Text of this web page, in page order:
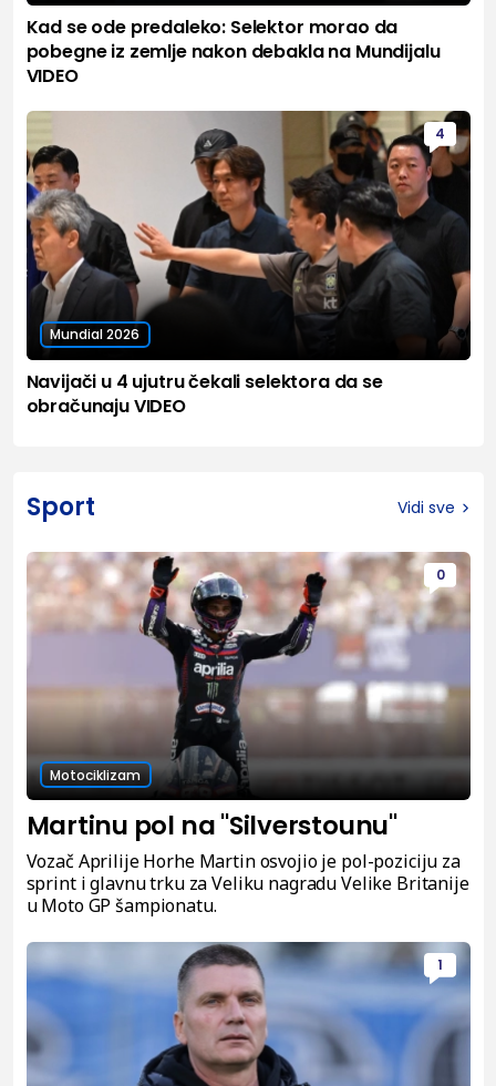
Kad se ode predaleko: Selektor morao da
pobegne iz zemlje nakon debakla na Mundijalu
VIDEO
4
Mundial 2026
Navijači u 4 ujutru čekali selektora da se
obračunaju VIDEO
Sport Vidi sve
0
Motociklizam
Martinu pol na "Silverstounu"
Vozač Aprilije Horhe Martin osvojio je pol-poziciju za
sprint i glavnu trku za Veliku nagradu Velike Britanije
u Moto GP šampionatu.
1